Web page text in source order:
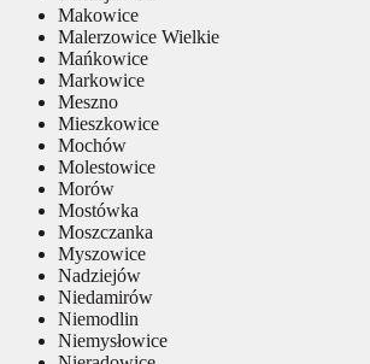
Makowice
Malerzowice Wielkie
Mańkowice
Markowice
Meszno
Mieszkowice
Mochów
Molestowice
Morów
Mostówka
Moszczanka
Myszowice
Nadziejów
Niedamirów
Niemodlin
Niemysłowice